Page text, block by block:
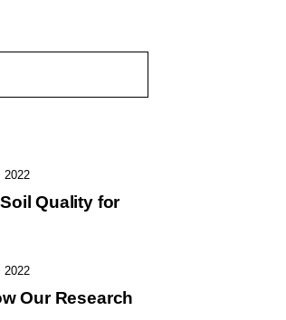
2022
Quality for
2022
Our Research